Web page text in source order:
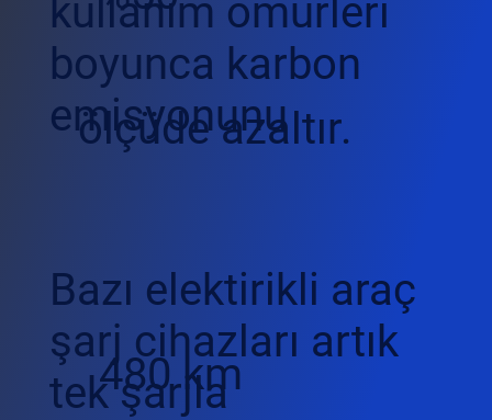
kullanım ömürleri
boyunca karbon
emisyonunu
ölçüde azaltır.
Bazı elektirikli araç
şarj cihazları artık
tek şarjla
480 km